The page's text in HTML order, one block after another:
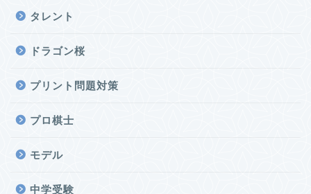
タレント
ドラゴン桜
プリント問題対策
プロ棋士
モデル
中学受験